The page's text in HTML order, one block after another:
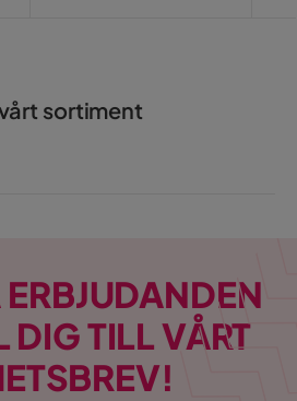
sortiment
DIG TILL VÅRT